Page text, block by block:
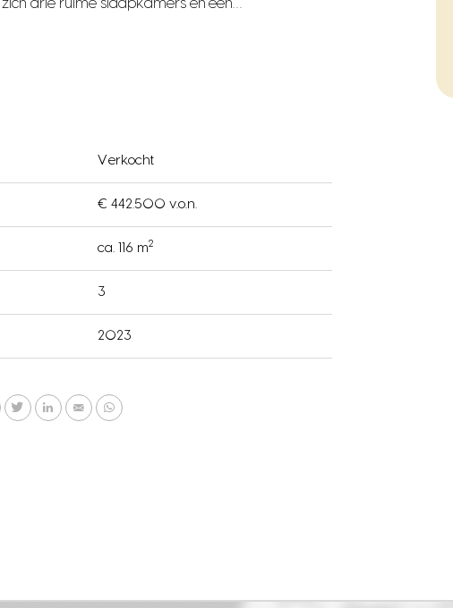
drie ruime slaapkamers en een…
Verkocht
€ 442.500 v.o.n.
ca. 116 m2
3
2023